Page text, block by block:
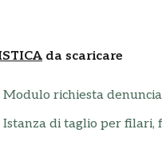
da scaricare
Modulo richiesta
Istanza di taglio per filari,